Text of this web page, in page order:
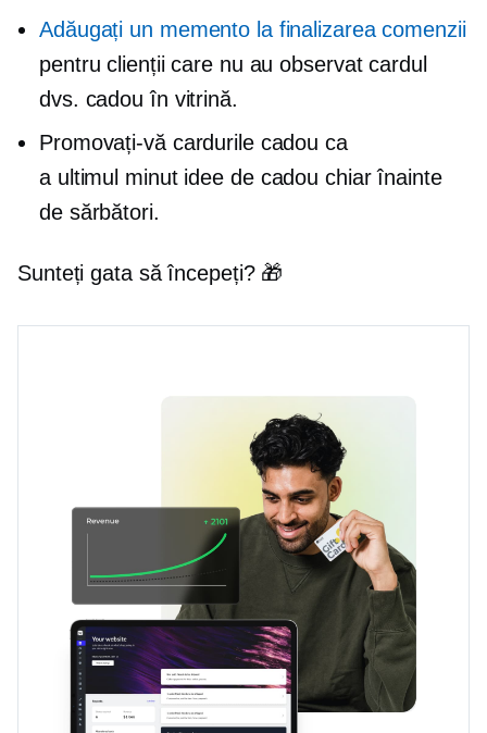
Adăugați un memento la finalizarea comenzii
pentru clienții care nu au observat cardul
dvs. cadou în vitrină.
Promovați-vă cardurile cadou ca
a ultimul minutidee de cadou chiar înainte
de sărbători.
Sunteți gata să începeți? 🎁